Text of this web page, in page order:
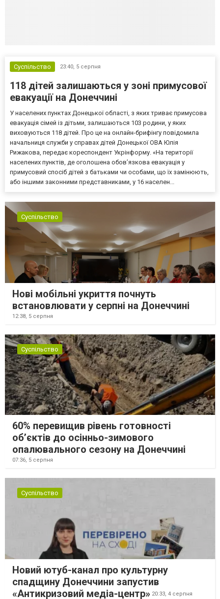
Суспільство 23:40, 5 серпня
118 дітей залишаються у зоні примусової
евакуації на Донеччині
У населених пунктах Донецької області, з яких триває примусова
евакуація сімей із дітьми, залишаються 103 родини, у яких
виховуються 118 дітей. Про це на онлайн-брифінгу повідомила
начальниця служби у справах дітей Донецької ОВА Юлія
Рижакова, передає кореспондент Укрінформу. «На території
населених пунктів, де оголошена обов’язкова евакуація у
примусовий спосіб дітей з батьками чи особами, що їх замінюють,
або іншими законними представниками, у 16 населен...
Суспільство
Нові мобільні укриття почнуть
встановлювати у серпні на Донеччині
12:38, 5 серпня
Суспільство
60% перевищив рівень готовності
об’єктів до осінньо-зимового
опалювального сезону на Донеччині
07:36, 5 серпня
Суспільство
Новий ютуб-канал про культурну
спадщину Донеччини запустив
«Антикризовий медіа-центр» 20:33, 4 серпня